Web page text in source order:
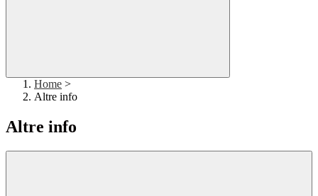
Home >
Altre info
Altre info